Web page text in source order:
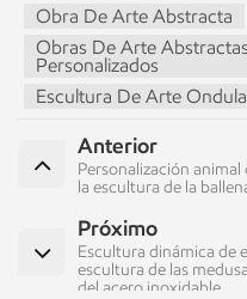
Obra De Arte Abstracta
Obras De Arte
Personalizados
Escultura De Arte
Anterior
Personalización
la escultura de la
Próximo
Escultura dinámica de
escultura de las
del acero inoxidable